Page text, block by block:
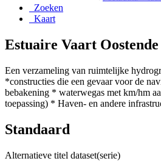
Zoeken
Kaart
Estuaire Vaart
Een verzameling van ruimtelijke
*constructies die een gevaar voor de
bebakening * waterwegas met km/hm
toepassing) * Haven- en andere
Standaard
Alternatieve titel dataset(serie)